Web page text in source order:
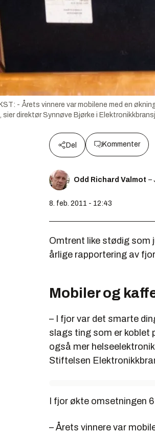
- Årets vinnere var mobilene med en
sier direktør Synnøve Bjørke i
Del Kommenter
Odd Richard Valmot –
8. feb. 2011 - 12:43
Omtrent like stødig som
årlige rapportering av
Mobiler og
– I fjor var det smarte
slags ting som er koblet
også mer
Stiftelsen
I fjor økte omsetningen
– Årets vinnere var